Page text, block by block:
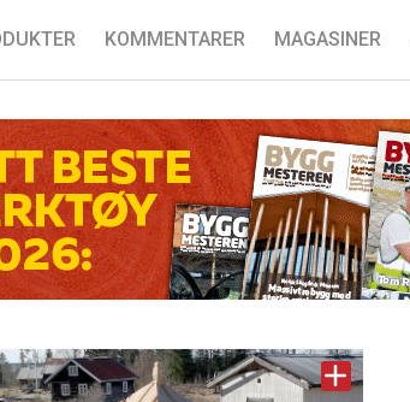
KOMMENTARER MAGASINER